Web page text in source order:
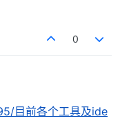
0
目前各个工具及ide